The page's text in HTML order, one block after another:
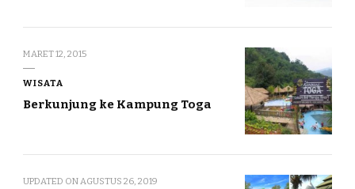
MARET 12, 2015
WISATA
Berkunjung ke Kampung Toga
UPDATED ONAGUSTUS 26, 2019